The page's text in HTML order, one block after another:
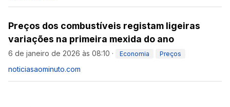
Preços dos combustíveis registam ligeiras
variações na primeira mexida do ano
6 de janeiro de 2026 às 08:10 · Economia Preços
noticiasaominuto.com